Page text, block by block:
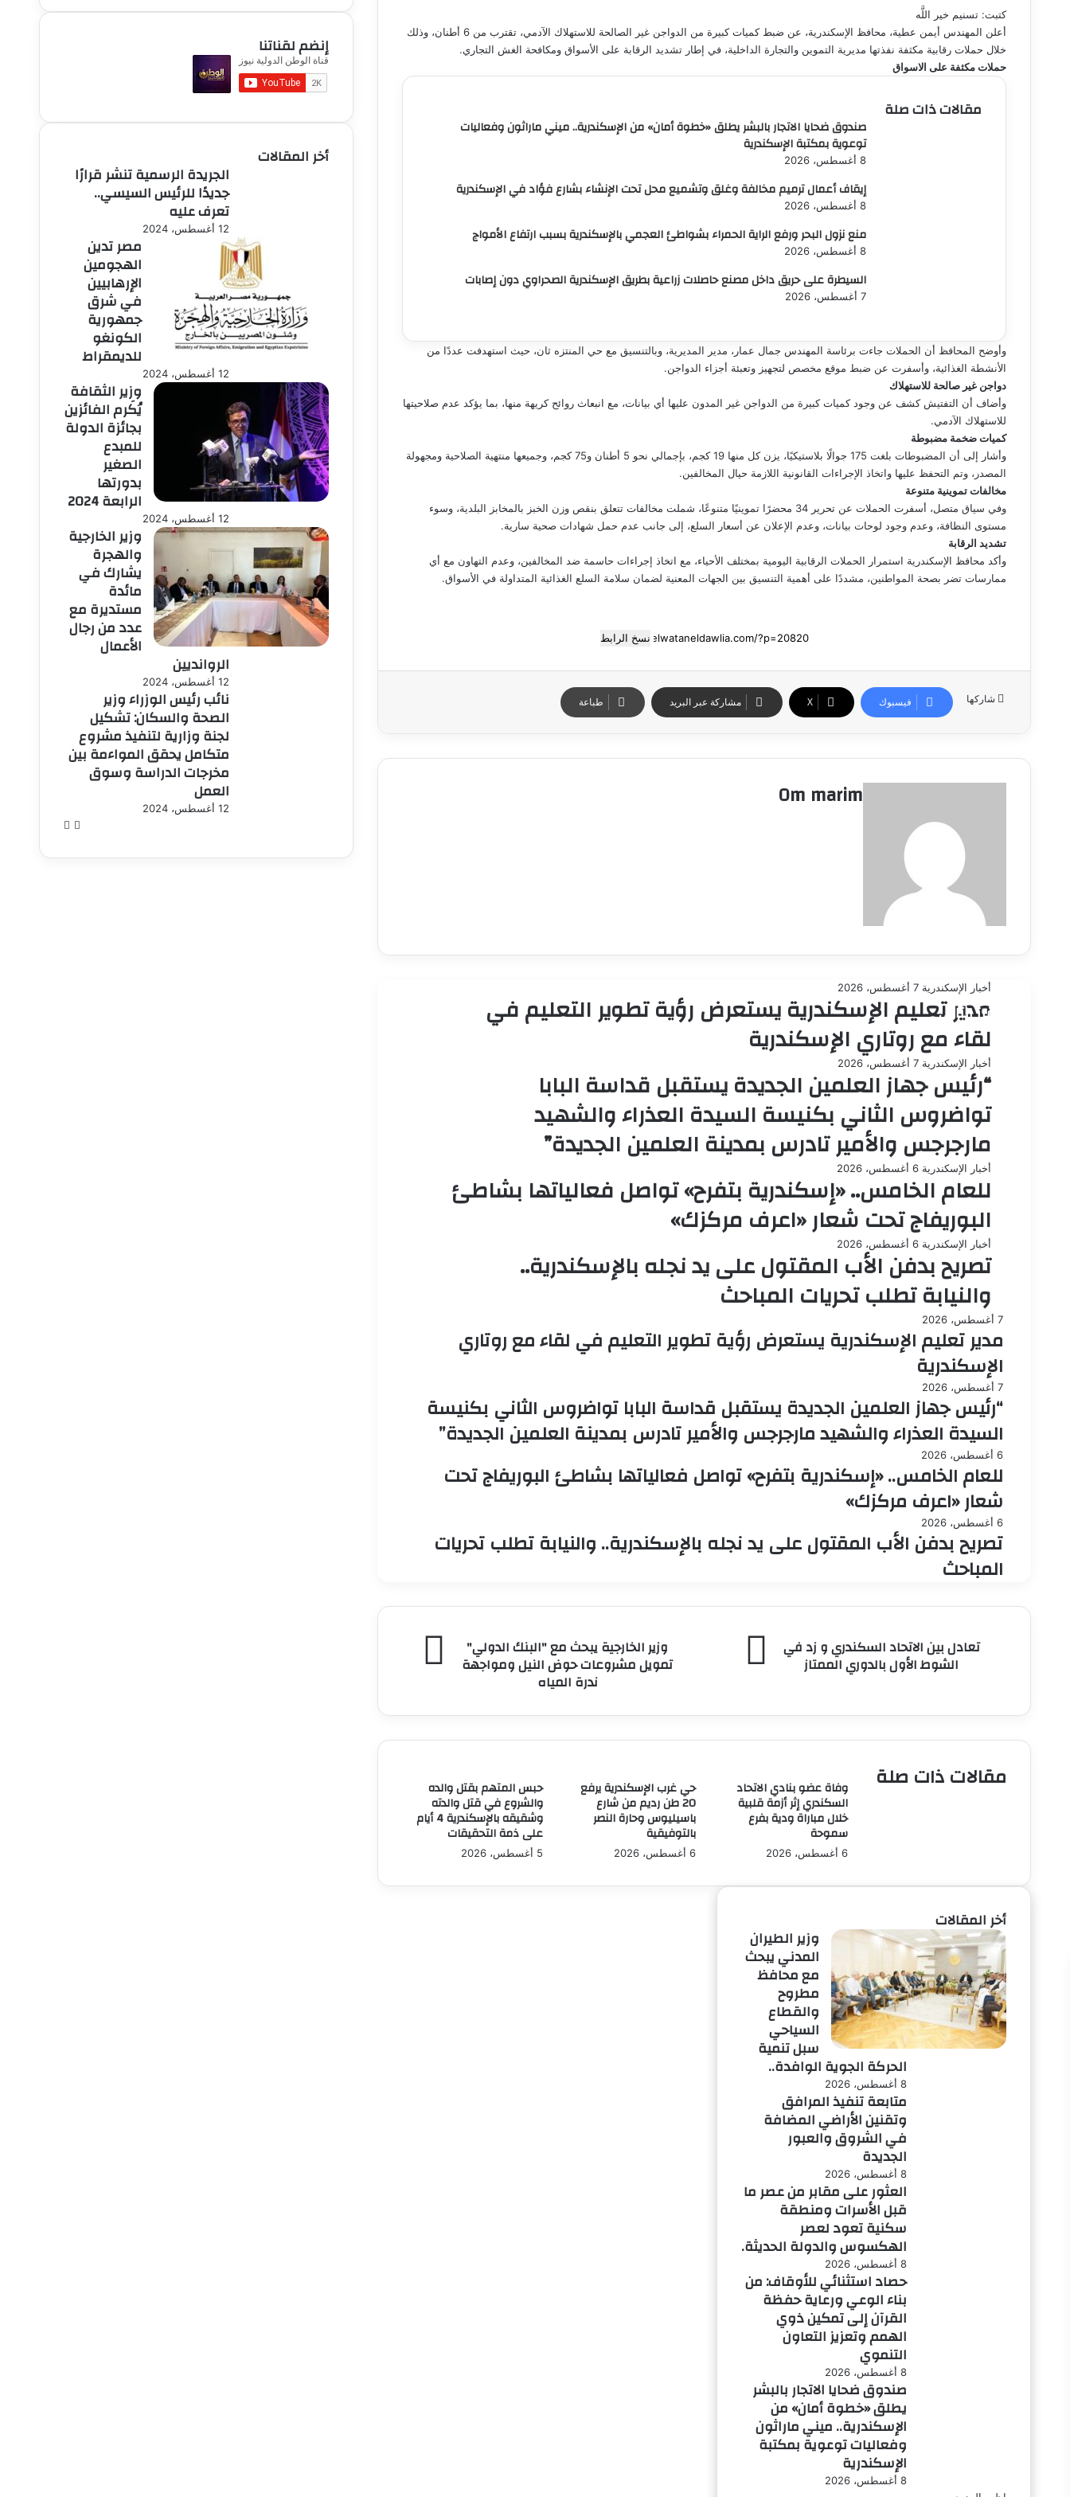
كتبت: تسنيم خير اللَّه
أعلن المهندس أيمن عطية، محافظ الإسكندرية، عن ضبط كميات كبيرة من الدواجن غير الصالحة للاستهلاك الآدمي، تقترب من 6 أطنان، وذلك
خلال حملات رقابية مكثفة نفذتها مديرية التموين والتجارة الداخلية، في إطار تشديد الرقابة على الأسواق ومكافحة الغش التجاري.
حملات مكثفة على الاسواق
مقالات ذات صلة
صندوق ضحايا الاتجار بالبشر يطلق «خطوة أمان» من الإسكندرية.. ميني ماراثون وفعاليات
توعوية بمكتبة الإسكندرية
8 أغسطس، 2026
إيقاف أعمال ترميم مخالفة وغلق وتشميع محل تحت الإنشاء بشارع فؤاد في الإسكندرية
8 أغسطس، 2026
منع نزول البحر ورفع الراية الحمراء بشواطئ العجمي بالإسكندرية بسبب ارتفاع الأمواج
8 أغسطس، 2026
السيطرة على حريق داخل مصنع حاصلات زراعية بطريق الإسكندرية الصحراوي دون إصابات
7 أغسطس، 2026
وأوضح المحافظ أن الحملات جاءت برئاسة المهندس جمال عمار، مدير المديرية، وبالتنسيق مع حي المنتزه ثان، حيث استهدفت عددًا من
الأنشطة الغذائية، وأسفرت عن ضبط موقع مخصص لتجهيز وتعبئة أجزاء الدواجن.
دواجن غير صالحة للاستهلاك
وأضاف أن التفتيش كشف عن وجود كميات كبيرة من الدواجن غير المدون عليها أي بيانات، مع انبعاث روائح كريهة منها، بما يؤكد عدم صلاحيتها
للاستهلاك الآدمي.
كميات ضخمة مضبوطة
وأشار إلى أن المضبوطات بلغت 175 جوالًا بلاستيكيًا، يزن كل منها 19 كجم، بإجمالي نحو 5 أطنان و75 كجم، وجميعها منتهية الصلاحية ومجهولة
المصدر، وتم التحفظ عليها واتخاذ الإجراءات القانونية اللازمة حيال المخالفين.
مخالفات تموينية متنوعة
وفي سياق متصل، أسفرت الحملات عن تحرير 34 محضرًا تموينيًا متنوعًا، شملت مخالفات تتعلق بنقص وزن الخبز بالمخابز البلدية، وسوء
مستوى النظافة، وعدم وجود لوحات بيانات، وعدم الإعلان عن أسعار السلع، إلى جانب عدم حمل شهادات صحية سارية.
تشديد الرقابة
وأكد محافظ الإسكندرية استمرار الحملات الرقابية اليومية بمختلف الأحياء، مع اتخاذ إجراءات حاسمة ضد المخالفين، وعدم التهاون مع أي
ممارسات تضر بصحة المواطنين، مشددًا على أهمية التنسيق بين الجهات المعنية لضمان سلامة السلع الغذائية المتداولة في الأسواق.
نسخ الرابط
شاركها فيسبوك ‫X مشاركة عبر البريد طباعة
Om marim
أقرأ التالي
أخبار الإسكندرية 7 أغسطس، 2026
مدير تعليم الإسكندرية يستعرض رؤية تطوير التعليم في
لقاء مع روتاري الإسكندرية
أخبار الإسكندرية 7 أغسطس، 2026
“رئيس جهاز العلمين الجديدة يستقبل قداسة البابا
تواضروس الثاني بكنيسة السيدة العذراء والشهيد
مارجرجس والأمير تادرس بمدينة العلمين الجديدة”
أخبار الإسكندرية 6 أغسطس، 2026
للعام الخامس.. «إسكندرية بتفرح» تواصل فعالياتها بشاطئ
البوريفاج تحت شعار «اعرف مركزك»
أخبار الإسكندرية 6 أغسطس، 2026
تصريح بدفن الأب المقتول على يد نجله بالإسكندرية..
والنيابة تطلب تحريات المباحث
7 أغسطس، 2026
مدير تعليم الإسكندرية يستعرض رؤية تطوير التعليم في لقاء مع روتاري
الإسكندرية
7 أغسطس، 2026
“رئيس جهاز العلمين الجديدة يستقبل قداسة البابا تواضروس الثاني بكنيسة
السيدة العذراء والشهيد مارجرجس والأمير تادرس بمدينة العلمين الجديدة”
6 أغسطس، 2026
للعام الخامس.. «إسكندرية بتفرح» تواصل فعالياتها بشاطئ البوريفاج تحت
شعار «اعرف مركزك»
6 أغسطس، 2026
تصريح بدفن الأب المقتول على يد نجله بالإسكندرية.. والنيابة تطلب تحريات
المباحث
في
الأول
تعادل بين الاتحاد السكندري و زد في
الشوط الأول بالدوري الممتاز
الخارجية
يبحث
تمويل
النيل
ومواجهة
ندرة
المياه
وزير الخارجية يبحث مع "البنك الدولي"
تمويل مشروعات حوض النيل ومواجهة
ندرة المياه
مقالات ذات صلة وفاة عضو بنادي الاتحاد
السكندري إثر أزمة قلبية
خلال مباراة ودية بفرع
سموحة
6 أغسطس، 2026
حي غرب الإسكندرية يرفع
20 طن رديم من شارع
باسيليوس وحارة النصر
بالتوفيقية
6 أغسطس، 2026
حبس المتهم بقتل والده
والشروع في قتل والدته
وشقيقه بالإسكندرية 4 أيام
على ذمة التحقيقات
5 أغسطس، 2026
إنضم لقناتنا
أخر المقالات
الجريدة الرسمية تنشر قرارًا
جديدًا للرئيس السيسي..
تعرف عليه
12 أغسطس، 2024
مصر تدين
الهجومين
الإرهابيين
في شرق
جمهورية
الكونغو
للديمقراط
12 أغسطس، 2024
وزير الثقافة
يُكَرم الفائزين
بجائزة الدولة
للمبدع
الصغير
بدورتها
الرابعة 2024
12 أغسطس، 2024
وزير الخارجية
والهجرة
يشارك في
مائدة
مستديرة مع
عدد من رجال
الأعمال
الروانديين
12 أغسطس، 2024
نائب رئيس الوزراء وزير
الصحة والسكان: تشكيل
لجنة وزارية لتنفيذ مشروع
متكامل يحقق المواءمة بين
مخرجات الدراسة وسوق
العمل
12 أغسطس، 2024
الصفحة
أخر المقالات
وزير الطيران
المدني يبحث
مع محافظ
مطروح
والقطاع
السياحي
سبل تنمية
الحركة الجوية الوافدة..
8 أغسطس، 2026
متابعة تنفيذ المرافق
وتقنين الأراضي المضافة
في الشروق والعبور
الجديدة
8 أغسطس، 2026
العثور على مقابر من عصر ما
قبل الأسرات ومنطقة
سكنية تعود لعصر
الهكسوس والدولة الحديثة.
8 أغسطس، 2026
حصاد استثنائي للأوقاف: من
بناء الوعي ورعاية حفظة
القرآن إلى تمكين ذوي
الهمم وتعزيز التعاون
التنموي
8 أغسطس، 2026
صندوق ضحايا الاتجار بالبشر
يطلق «خطوة أمان» من
الإسكندرية.. ميني ماراثون
وفعاليات توعوية بمكتبة
الإسكندرية
8 أغسطس، 2026